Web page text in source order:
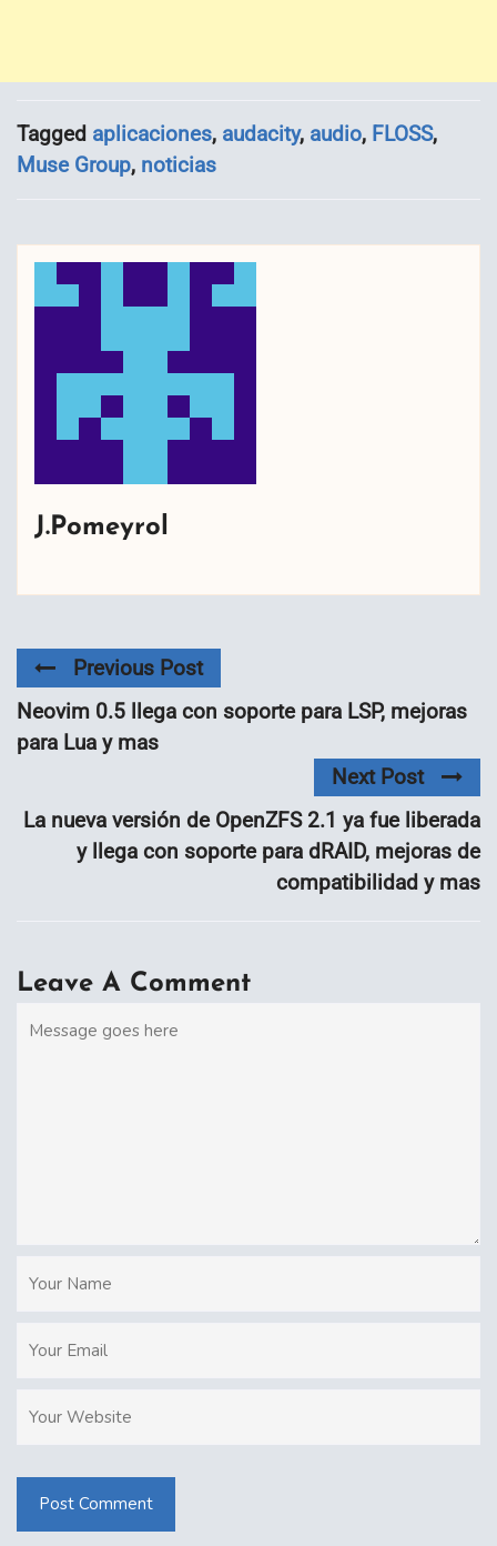
Tagged aplicaciones, audacity, audio, FLOSS,
Muse Group, noticias
J.Pomeyrol
Previous Post
Neovim 0.5 llega con soporte para LSP, mejoras
para Lua y mas
Next Post
La nueva versión de OpenZFS 2.1 ya fue liberada
y llega con soporte para dRAID, mejoras de
compatibilidad y mas
Leave A Comment
Post Comment